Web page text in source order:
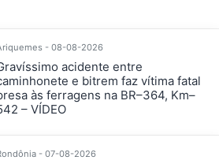
- 08-08-2026
acidente entre
e bitrem faz vítima fatal
às ferragens na BR–364, Km–
– VÍDEO
- 07-08-2026